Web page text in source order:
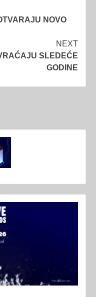
NOVO
NEXT
SLEDEĆE
GODINE